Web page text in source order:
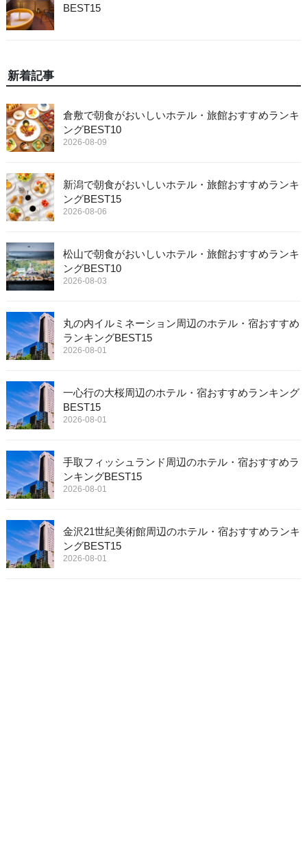
BEST15
新着記事
倉敷で朝食がおいしいホテル・旅館おすすめランキ
ングBEST10
2026-08-09
新潟で朝食がおいしいホテル・旅館おすすめランキ
ングBEST15
2026-08-06
松山で朝食がおいしいホテル・旅館おすすめランキ
ングBEST10
2026-08-03
丸の内イルミネーション周辺のホテル・宿おすすめ
ランキングBEST15
2026-08-01
一心行の大桜周辺のホテル・宿おすすめランキング
BEST15
2026-08-01
手取フィッシュランド周辺のホテル・宿おすすめラ
ンキングBEST15
2026-08-01
金沢21世紀美術館周辺のホテル・宿おすすめランキ
ングBEST15
2026-08-01